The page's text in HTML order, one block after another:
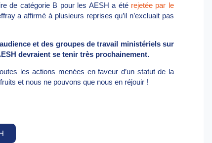
de catégorie B pour les AESH a été rejetée par le
a affirmé à plusieurs reprises qu’il n’excluait pas
et des groupes de travail ministériels sur
devraient se tenir très prochainement.
outes les actions menées en faveur d’un statut de la
et nous ne pouvons que nous en réjouir !